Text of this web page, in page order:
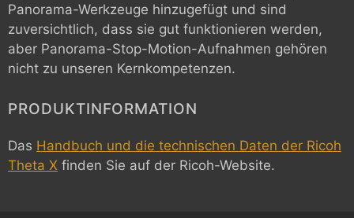
Panorama-Werkzeuge hinzugefügt und sind
zuversichtlich, dass sie gut funktionieren werden,
aber Panorama-Stop-Motion-Aufnahmen gehören
nicht zu unseren Kernkompetenzen.
PRODUKTINFORMATION
Das Handbuch und die technischen Daten der Ricoh
Theta X finden Sie auf der Ricoh-Website.